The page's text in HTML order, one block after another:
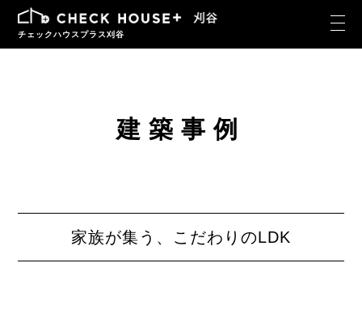
チェックハウスプラス刈谷
建築事例
家族が集う、こだわりのLDK